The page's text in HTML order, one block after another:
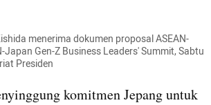
menerima dokumen proposal ASEAN-
Gen-Z Business Leaders' Summit, Sabtu
Presiden
komitmen Jepang untuk